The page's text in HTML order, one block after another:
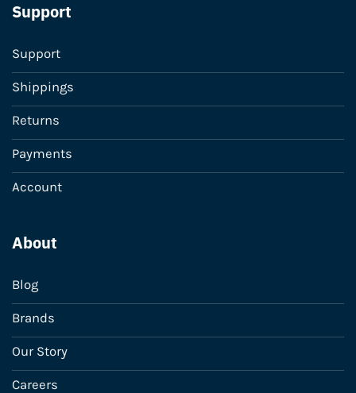
Support
Support
Shippings
Returns
Payments
Account
About
Blog
Brands
Our Story
Careers